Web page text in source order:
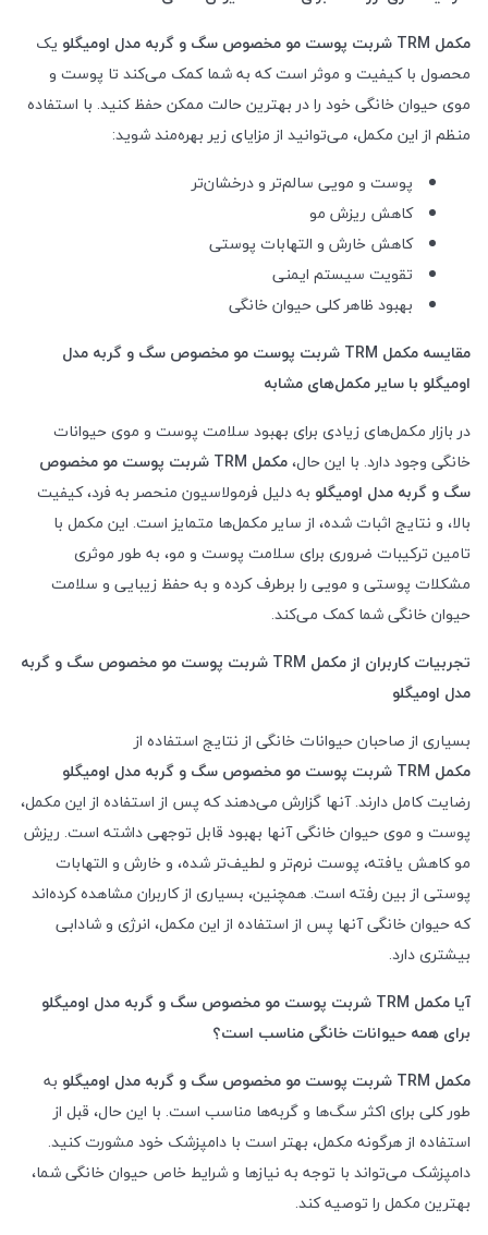
مکمل TRM شربت پوست مو مخصوص سگ و گربه مدل اومیگلو یک
محصول با کیفیت و موثر است که به شما کمک می‌کند تا پوست و
موی حیوان خانگی خود را در بهترین حالت ممکن حفظ کنید. با استفاده
منظم از این مکمل، می‌توانید از مزایای زیر بهره‌مند شوید:
پوست و مویی سالم‌تر و درخشان‌تر
کاهش ریزش مو
کاهش خارش و التهابات پوستی
تقویت سیستم ایمنی
بهبود ظاهر کلی حیوان خانگی
مقایسه مکمل TRM شربت پوست مو مخصوص سگ و گربه مدل
اومیگلو با سایر مکمل‌های مشابه
در بازار مکمل‌های زیادی برای بهبود سلامت پوست و موی حیوانات
خانگی وجود دارد. با این حال،مکمل TRM شربت پوست مو مخصوص
سگ و گربه مدل اومیگلو به دلیل فرمولاسیون منحصر به فرد، کیفیت
بالا، و نتایج اثبات شده، از سایر مکمل‌ها متمایز است. این مکمل با
تامین ترکیبات ضروری برای سلامت پوست و مو، به طور موثری
مشکلات پوستی و مویی را برطرف کرده و به حفظ زیبایی و سلامت
حیوان خانگی شما کمک می‌کند.
تجربیات کاربران از مکمل TRM شربت پوست مو مخصوص سگ و گربه
مدل اومیگلو
بسیاری از صاحبان حیوانات خانگی از نتایج استفاده از
مکمل TRM شربت پوست مو مخصوص سگ و گربه مدل اومیگلو
رضایت کامل دارند. آنها گزارش می‌دهند که پس از استفاده از این مکمل،
پوست و موی حیوان خانگی آنها بهبود قابل توجهی داشته است. ریزش
مو کاهش یافته، پوست نرم‌تر و لطیف‌تر شده، و خارش و التهابات
پوستی از بین رفته است. همچنین، بسیاری از کاربران مشاهده کرده‌اند
که حیوان خانگی آنها پس از استفاده از این مکمل، انرژی و شادابی
بیشتری دارد.
آیا مکمل TRM شربت پوست مو مخصوص سگ و گربه مدل اومیگلو
برای همه حیوانات خانگی مناسب است؟
مکمل TRM شربت پوست مو مخصوص سگ و گربه مدل اومیگلو به
طور کلی برای اکثر سگ‌ها و گربه‌ها مناسب است. با این حال، قبل از
استفاده از هرگونه مکمل، بهتر است با دامپزشک خود مشورت کنید.
دامپزشک می‌تواند با توجه به نیازها و شرایط خاص حیوان خانگی شما،
بهترین مکمل را توصیه کند.